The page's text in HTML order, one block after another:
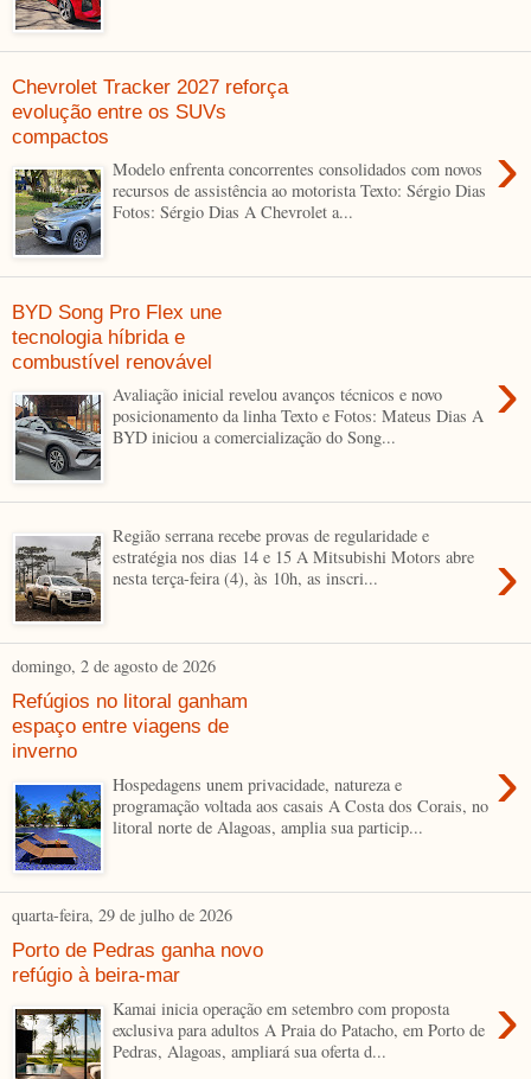
Chevrolet Tracker 2027 reforça
evolução entre os SUVs
compactos
›
Modelo enfrenta concorrentes consolidados com novos
recursos de assistência ao motorista Texto: Sérgio Dias
Fotos: Sérgio Dias A Chevrolet a...
BYD Song Pro Flex une
tecnologia híbrida e
combustível renovável
›
Avaliação inicial revelou avanços técnicos e novo
posicionamento da linha Texto e Fotos: Mateus Dias A
BYD iniciou a comercialização do Song...
›
Região serrana recebe provas de regularidade e
estratégia nos dias 14 e 15 A Mitsubishi Motors abre
nesta terça-feira (4), às 10h, as inscri...
domingo, 2 de agosto de 2026
Refúgios no litoral ganham
espaço entre viagens de
inverno
›
Hospedagens unem privacidade, natureza e
programação voltada aos casais A Costa dos Corais, no
litoral norte de Alagoas, amplia sua particip...
quarta-feira, 29 de julho de 2026
Porto de Pedras ganha novo
refúgio à beira-mar
›
Kamai inicia operação em setembro com proposta
exclusiva para adultos A Praia do Patacho, em Porto de
Pedras, Alagoas, ampliará sua oferta d...